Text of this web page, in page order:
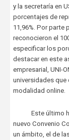
y la secretaría en
porcentajes de
11,96%. Por parte
reconocieron el
especificar los
destacar en este
empresarial, UNI-
universidades que
modalidad online.
Este último
nuevo Convenio
un ámbito, el de